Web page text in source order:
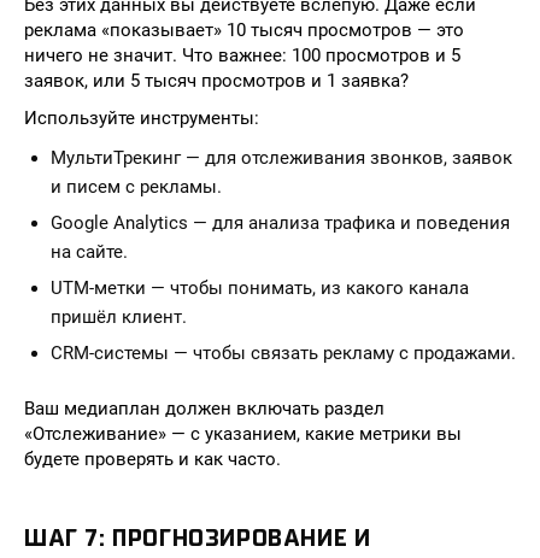
Без этих данных вы действуете вслепую. Даже если
реклама «показывает» 10 тысяч просмотров — это
ничего не значит. Что важнее: 100 просмотров и 5
заявок, или 5 тысяч просмотров и 1 заявка?
Используйте инструменты:
МультиТрекинг — для отслеживания звонков, заявок
и писем с рекламы.
Google Analytics — для анализа трафика и поведения
на сайте.
UTM-метки — чтобы понимать, из какого канала
пришёл клиент.
CRM-системы — чтобы связать рекламу с продажами.
Ваш медиаплан должен включать раздел
«Отслеживание» — с указанием, какие метрики вы
будете проверять и как часто.
ШАГ 7: ПРОГНОЗИРОВАНИЕ И